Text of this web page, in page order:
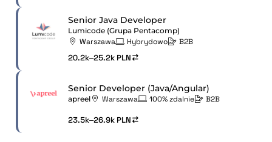
Senior Java Developer
Lumicode (Grupa Pentacomp)
Warszawa Hybrydowo B2B
20.2k–25.2k PLN
Senior Developer (Java/Angular)
apreel Warszawa 100% zdalnie B2B
23.5k–26.9k PLN